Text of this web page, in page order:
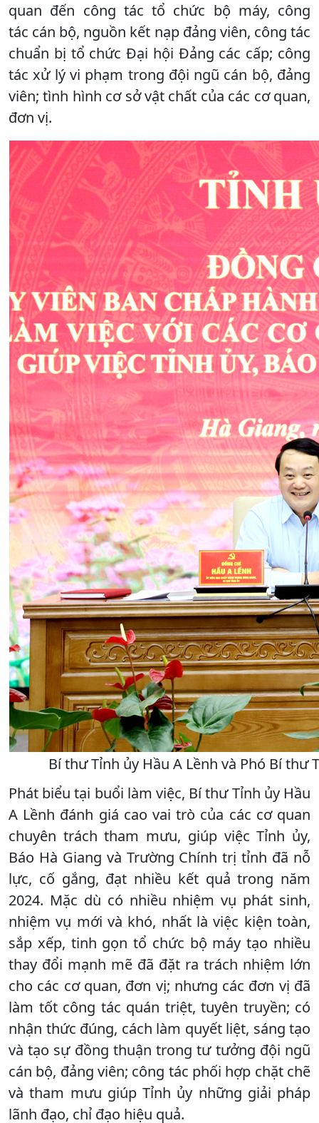
quan đến công tác tổ chức bộ máy, công
tác cán bộ, nguồn kết nạp đảng viên, công tác
chuẩn bị tổ chức Đại hội Đảng các cấp; công
tác xử lý vi phạm trong đội ngũ cán bộ, đảng
viên; tình hình cơ sở vật chất của các cơ quan,
đơn vị.
Bí thư Tỉnh ủy Hầu A Lềnh và Phó Bí
Phát biểu tại buổi làm việc, Bí thư Tỉnh ủy Hầu
A Lềnh đánh giá cao vai trò của các cơ quan
chuyên trách tham mưu, giúp việc Tỉnh ủy,
Báo Hà Giang và Trường Chính trị tỉnh đã nỗ
lực, cố gắng, đạt nhiều kết quả trong năm
2024. Mặc dù có nhiều nhiệm vụ phát sinh,
nhiệm vụ mới và khó, nhất là việc kiện toàn,
sắp xếp, tinh gọn tổ chức bộ máy tạo nhiều
thay đổi mạnh mẽ đã đặt ra trách nhiệm lớn
cho các cơ quan, đơn vị; nhưng các đơn vị đã
làm tốt công tác quán triệt, tuyên truyền; có
nhận thức đúng, cách làm quyết liệt, sáng tạo
và tạo sự đồng thuận trong tư tưởng đội ngũ
cán bộ, đảng viên; công tác phối hợp chặt chẽ
và tham mưu giúp Tỉnh ủy những giải pháp
lãnh đạo, chỉ đạo hiệu quả.